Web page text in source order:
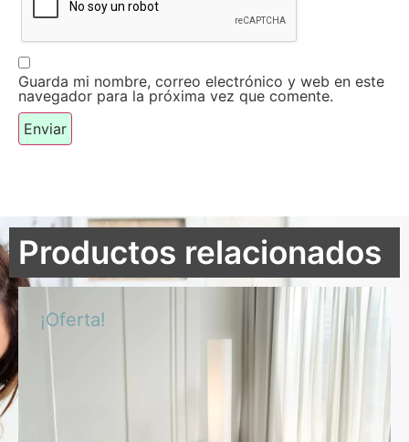
Guarda mi nombre, correo electrónico y web en este
navegador para la próxima vez que comente.
Productos relacionados
¡Oferta!